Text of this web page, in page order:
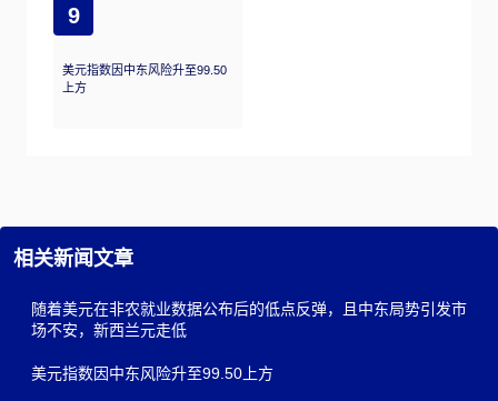
9
美元指数因中东风险升至99.50
上方
相关新闻文章
随着美元在非农就业数据公布后的低点反弹，且中东局势引发市
场不安，新西兰元走低
美元指数因中东风险升至99.50上方